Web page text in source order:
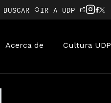
BUSCAR IR A UDP
Acerca de Cultura UDP